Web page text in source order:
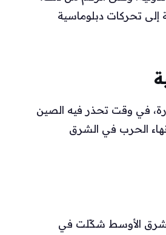
المسؤولين من نحو 45 دولة، إضافة إلى تحركات دبلوماسية
في وقت تحذر فيه الصين
الحرب في الشرق
الأوسط شكّلت في